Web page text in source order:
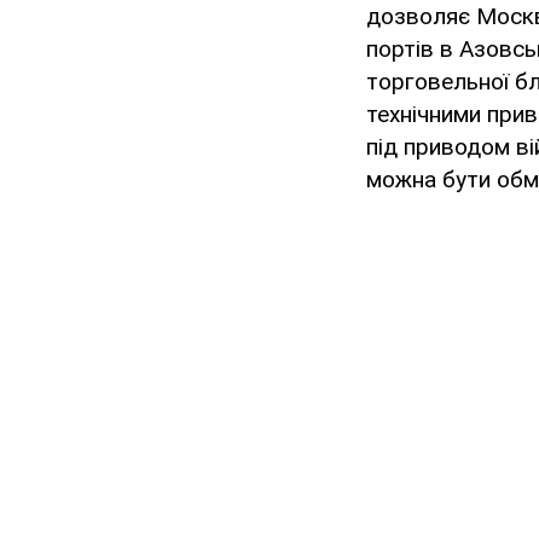
дозволяє
портів в
торговельної
технічними
під приводом
можна бути